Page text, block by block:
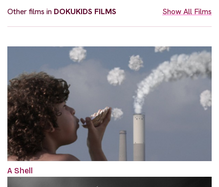
Other films in DOKUKIDS FILMS Show All Films
A Shell